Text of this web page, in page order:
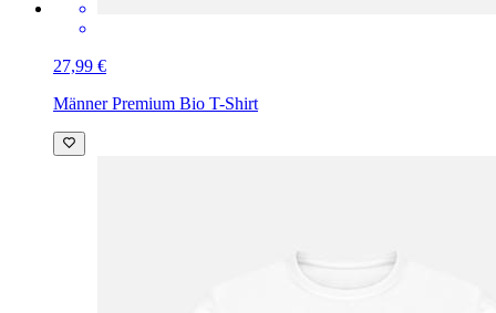
27,99 €
Männer Premium Bio T-Shirt